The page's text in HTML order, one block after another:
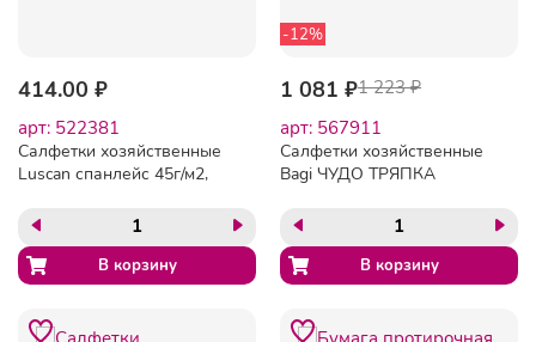
414.00 ₽
арт: 522381
Салфетки хозяйственные
Luscan спанлейс 45г/м2,
-12%
1 081 ₽1 223 ₽
арт: 567911
Салфетки хозяйственные
Bagi ЧУДО ТРЯПКА
180л/рул